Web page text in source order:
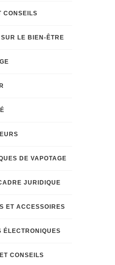
CONSEILS
LE BIEN-ÊTRE
DE VAPOTAGE
JURIDIQUE
ET ACCESSOIRES
ÉLECTRONIQUES
CONSEILS